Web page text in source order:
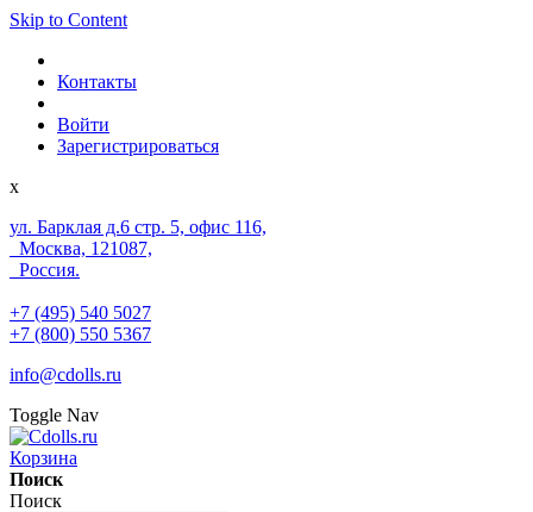
Skip to Content
Контакты
Войти
Зарегистрироваться
x
ул. Барклая д.6 стр. 5, офис 116,
Москва, 121087,
Россия.
+7 (495) 540 5027
+7 (800) 550 5367
info@cdolls.ru
Toggle Nav
Корзина
Поиск
Поиск